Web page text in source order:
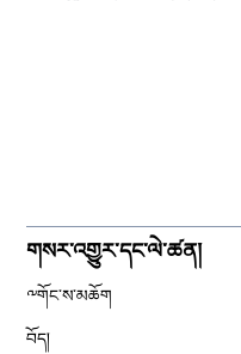
གསར་འགྱུར་དང་ལེ་ཚན།
༸གོང་ས་མཆོག
བོད།